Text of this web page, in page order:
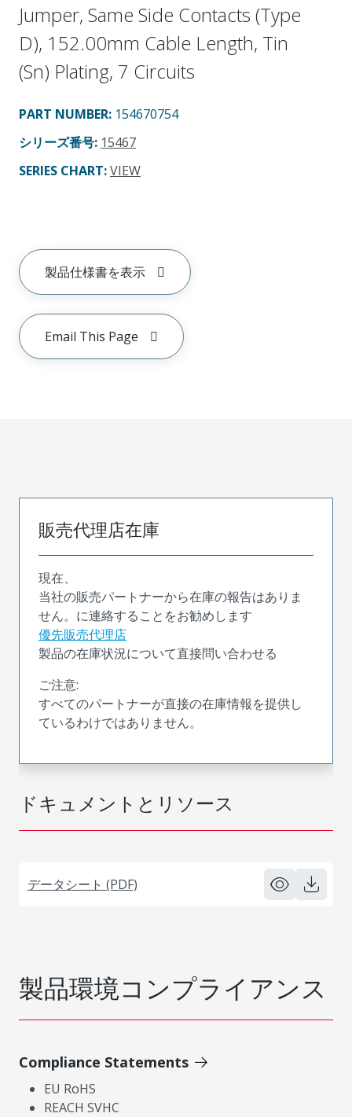
Jumper, Same Side Contacts (Type
D), 152.00mm Cable Length, Tin
(Sn) Plating, 7 Circuits
PART NUMBER: 154670754
シリーズ番号: 15467
SERIES CHART:VIEW
製品仕様書を表示
Email This Page
ドキュメントとリソース
データシート (PDF)
販売代理店在庫
現在、
当社の販売パートナーから在庫の報告はありま
せん。に連絡することをお勧めします
優先販売代理店
製品の在庫状況について直接問い合わせる
ご注意:
すべてのパートナーが直接の在庫情報を提供し
ているわけではありません。
製品環境コンプライアンス
Compliance Statements
EU RoHS
REACH SVHC